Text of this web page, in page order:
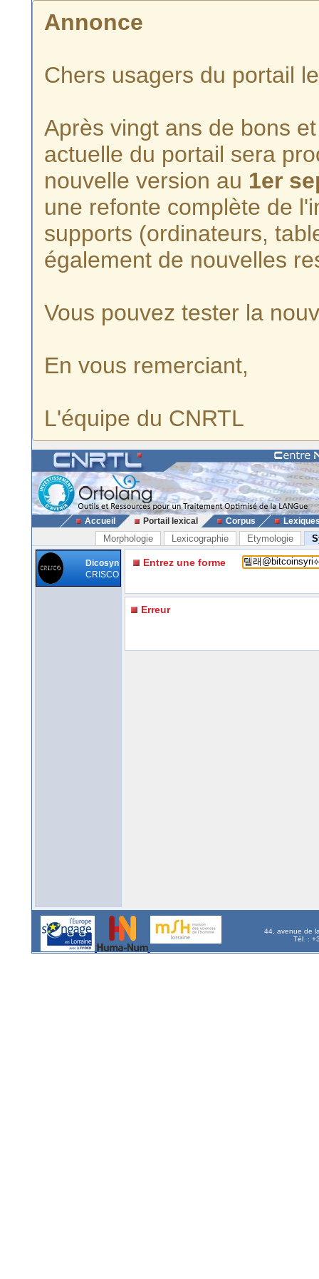
Annonce
Chers usagers du portail
Après vingt ans de bons
actuelle du portail sera
nouvelle version au 1er
une refonte complète de
supports (ordinateurs,
également de nouvelles
Vous pouvez tester la
En vous remerciant,
L'équipe du CNRTL
Accueil Portail lexical Corpus
Morphologie Lexicographie Etymologie
Dicosyn
CRISCO
Entrez une forme
Erreur
44, avenue de
Tél. :